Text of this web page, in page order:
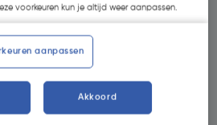
8,39 € 33,83/L
voorkeuren kun je altijd weer aanpassen.
aanpassen
Akkoord